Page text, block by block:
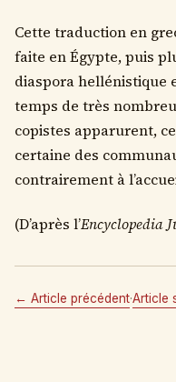
Cette traduction en
faite en Égypte, puis
diaspora hellénistique
temps de très
copistes apparurent,
certaine des
contrairement à
(D’après l’Encyclopedia
← Article précédent·Article